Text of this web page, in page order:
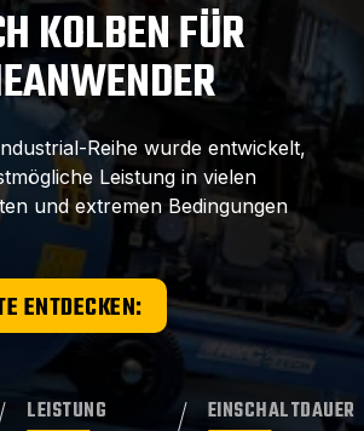
KOLBEN FÜR
Reihe wurde entwickelt,
Leistung in vielen
und extremen Bedingungen
ENTDECKEN:
LEISTUNG EINSCHALTDAUER